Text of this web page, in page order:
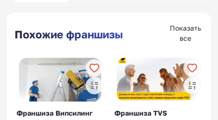
Похожие франшизы
Показать
все
Франшиза Випсилинг
Франшиза TVS